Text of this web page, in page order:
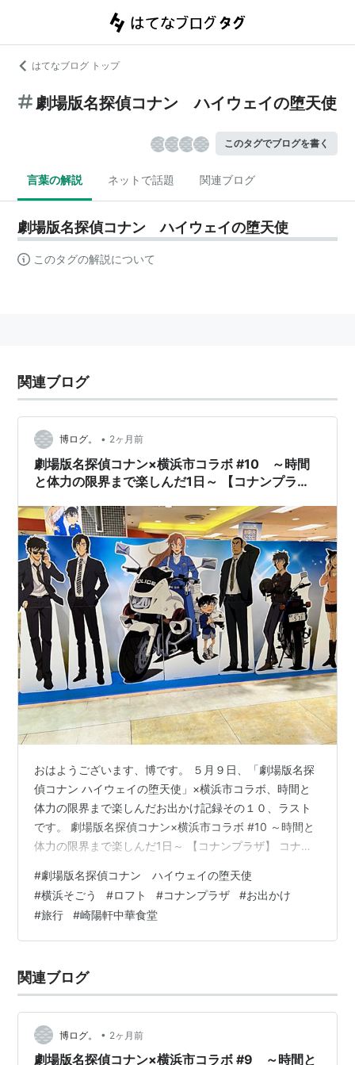
はてなブログ トップ
劇場版名探偵コナン ハイウェイの堕天使
このタグでブログを書く
言葉の解説 ネットで話題 関連ブログ
劇場版名探偵コナン ハイウェイの堕天使
このタグの解説について
関連ブログ
博ログ。 • 2ヶ月前
劇場版名探偵コナン×横浜市コラボ #10 ～時間
と体力の限界まで楽しんだ1日～ 【コナンプラ
おはようございます、博です。 ５月９日、「劇場版名探
偵コナン ハイウェイの堕天使」×横浜市コラボ、時間と
体力の限界まで楽しんだお出かけ記録その１０、ラスト
です。 劇場版名探偵コナン×横浜市コラボ #10 ～時間と
体力の限界まで楽しんだ1日～ 【コナンプラザ】 コナン
対側、横浜そごうのロフトさんへ向かいました。こちら
でこの日「コナンプラザ」（４月１日～５月１７日開催
でした）が開催中でした。 毎年、こちらではコナンプラ
ザが開催されていますが、今回はいつもよりグッズ売り
ょうか。グッズを求める方もたく…
#劇場版名探偵コナン ハイウェイの堕天使
#横浜そごう #ロフト #コナンプラザ #お出かけ
#旅行 #崎陽軒中華食堂
関連ブログ
博ログ。 • 2ヶ月前
劇場版名探偵コナン×横浜市コラボ #9 ～時間と